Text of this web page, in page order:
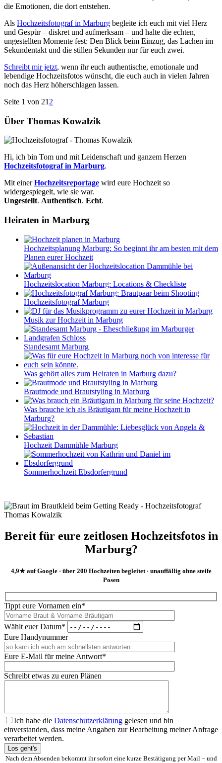
die Emotionen, die dort entstehen.
Als Hochzeitsfotograf in Marburg begleite ich euch mit viel Herz
und Gespür – diskret und aufmerksam – und halte die echten,
ungestellten Momente fest: Den Blick beim Einzug, das Lachen im
Sekundentakt und die stillen Sekunden nur für euch zwei.
Schreibt mir jetzt, wenn ihr euch authentische, emotionale und
lebendige Hochzeitsfotos wünscht, die euch auch in vielen Jahren
noch das Herz höherschlagen lassen.
Seite 1 von 21 2
Über Thomas Kowalzik
Hi, ich bin Tom und mit Leidenschaft und ganzem Herzen
Hochzeitsfotograf in Marburg.
Mit einerHochzeitsreportage wird eure Hochzeit so
widergespiegelt, wie sie war.
Ungestellt. Authentisch. Echt.
Heiraten in Marburg
Hochzeitsplanung Marburg: So beginnt ihr am besten mit dem
Planen eurer Hochzeit
Hochzeitslocation Marburg: Locations & Checkliste
Hochzeitsfotograf Marburg
Musik zur Hochzeit in Marburg
Standesamt Marburg
Was gehört alles zum Heiraten in Marburg dazu?
Brautmode und Brautstyling in Marburg
Was brauche ich als Bräutigam für meine Hochzeit in
Marburg?
Hochzeit Dammühle Marburg
Sommerhochzeit Ebsdorfergrund
Bereit für eure zeitlosen Hochzeitsfotos in
Marburg?
4,9★ auf Google · über 200 Hochzeiten begleitet · unauffällig ohne steife
Posen
Tippt eure Vornamen ein*
Wählt euer Datum*
Eure Handynummer
Eure E-Mail für meine Antwort*
Schreibt etwas zu euren Plänen
Ich habe die Datenschutzerklärung gelesen und bin
einverstanden, dass meine Angaben zur Bearbeitung meiner Anfrage
verarbeitet werden.
Bitte lasse dieses Feld leer.
Nach dem Absenden bekommt ihr sofort eine kurze Bestätigung per Mail – und